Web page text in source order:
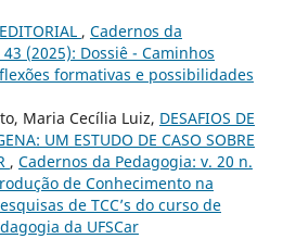
EDITORIAL , Cadernos da
(2025): Dossiê - Caminhos
formativas e possibilidades
Maria Cecília Luiz, DESAFIOS DE
UM ESTUDO DE CASO SOBRE
, Cadernos da Pedagogia: v. 20 n.
de Conhecimento na
de TCC’s do curso de
da UFSCar